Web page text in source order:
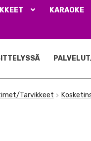
KARAOKE
Tarvikkeet